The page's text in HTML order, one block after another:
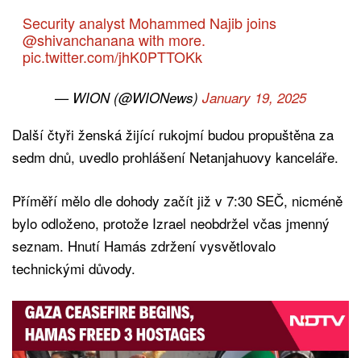
Security analyst Mohammed Najib joins
@shivanchananawith more.
pic.twitter.com/jhK0PTTOKk
— WION (@WIONews) January 19, 2025
Další čtyři ženská žijící rukojmí budou propuštěna za
sedm dnů, uvedlo prohlášení Netanjahuovy kanceláře.
Příměří mělo dle dohody začít již v 7:30 SEČ, nicméně
bylo odloženo, protože Izrael neobdržel včas jmenný
seznam. Hnutí Hamás zdržení vysvětlovalo
technickými důvody.